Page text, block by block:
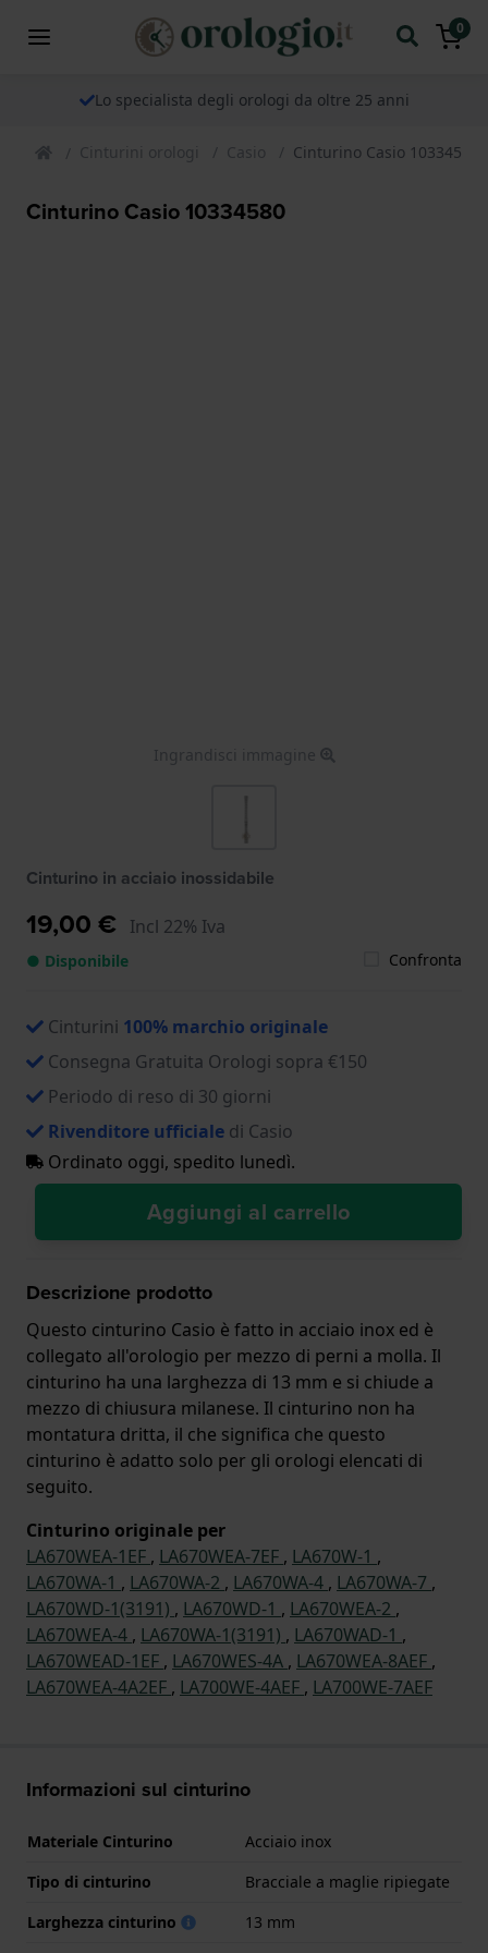
0
Lo specialista degli orologi da oltre 25 anni
Cinturini orologi Casio Cinturino Casio 10334580
Cinturino Casio 10334580
Ingrandisci immagine
Cinturino in acciaio inossidabile
19,00 € Incl 22% Iva
● Disponibile Confronta
Cinturini 100% marchio originale
Consegna Gratuita Orologi sopra €150
Periodo di reso di 30 giorni
Rivenditore ufficiale di Casio
Ordinato oggi, spedito lunedì.
Aggiungi al carrello
Descrizione prodotto
Questo cinturino Casio è fatto in acciaio inox ed è
collegato all'orologio per mezzo di perni a molla. Il
cinturino ha una larghezza di 13 mm e si chiude a
mezzo di chiusura milanese. Il cinturino non ha
montatura dritta, il che significa che questo
cinturino è adatto solo per gli orologi elencati di
seguito.
Cinturino originale per
LA670WEA-1EF , LA670WEA-7EF , LA670W-1 ,
LA670WA-1 , LA670WA-2 , LA670WA-4 , LA670WA-7 ,
LA670WD-1(3191) , LA670WD-1 , LA670WEA-2 ,
LA670WEA-4 , LA670WA-1(3191) , LA670WAD-1 ,
LA670WEAD-1EF , LA670WES-4A , LA670WEA-8AEF ,
LA670WEA-4A2EF , LA700WE-4AEF , LA700WE-7AEF
Informazioni sul cinturino
Materiale Cinturino
Acciaio inox
Tipo di cinturino
Bracciale a maglie ripiegate
Larghezza cinturino
13 mm